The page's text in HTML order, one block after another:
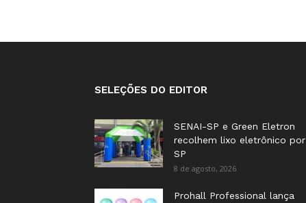
SELEÇÕES DO EDITOR
SENAI-SP e Green Eletron
recolhem lixo eletrônico por
SP
8 de agosto, 2026
Prohall Professional lança